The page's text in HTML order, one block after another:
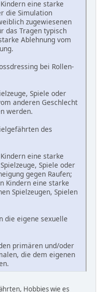
eine starke
die Simulation
zugewiesenen
das Tragen typisch
Ablehnung vom
bei Rollen-
Spiele oder
anderen Geschlecht
werden.
des
eine starke
Spiele oder
gegen Raufen;
Kindern eine starke
Spielzeugen, Spielen
die eigene sexuelle
primären und/oder
die dem eigenen
Hobbies wie es